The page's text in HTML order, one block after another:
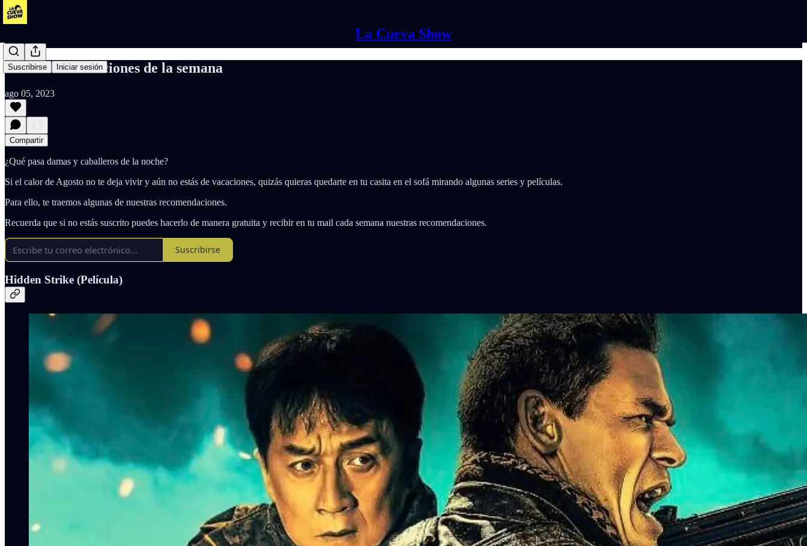
La Cueva Show
Suscribirse Iniciar sesión
#18 Recomendaciones de la semana
ago 05, 2023
Compartir
¿Qué pasa damas y caballeros de la noche?
Si el calor de Agosto no te deja vivir y aún no estás de vacaciones, quizás quieras quedarte en tu casita en el sofá mirando algunas series y películas.
Para ello, te traemos algunas de nuestras recomendaciones.
Recuerda que si no estás suscrito puedes hacerlo de manera gratuita y recibir en tu mail cada semana nuestras recomendaciones.
Suscribirse
Hidden Strike (Película)